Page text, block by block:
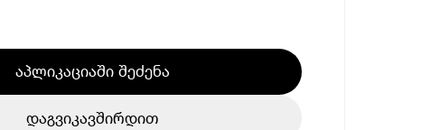
აპლიკაციაში შეძენა
დაგვიკავშირდით